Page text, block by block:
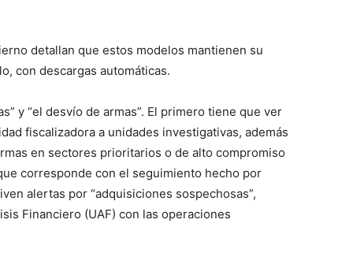
detallan que estos modelos mantienen su
con descargas automáticas.
y “el desvío de armas”. El primero tiene que ver
fiscalizadora a unidades investigativas, además
en sectores prioritarios o de alto compromiso
corresponde con el seguimiento hecho por
alertas por “adquisiciones sospechosas”,
Financiero (UAF) con las operaciones